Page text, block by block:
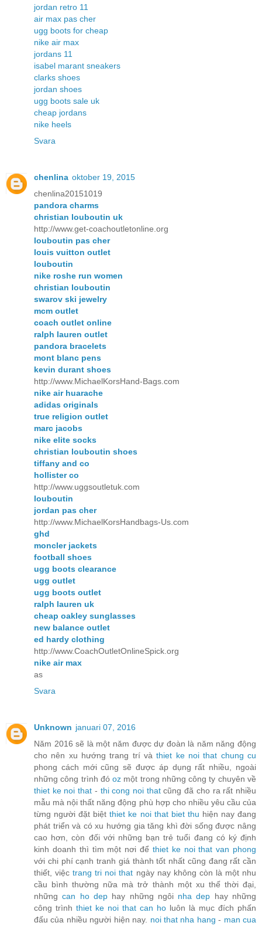
jordan retro 11
air max pas cher
ugg boots for cheap
nike air max
jordans 11
isabel marant sneakers
clarks shoes
jordan shoes
ugg boots sale uk
cheap jordans
nike heels
Svara
chenlina oktober 19, 2015
chenlina20151019
pandora charms
christian louboutin uk
http://www.get-coachoutletonline.org
louboutin pas cher
louis vuitton outlet
louboutin
nike roshe run women
christian louboutin
swarov ski jewelry
mcm outlet
coach outlet online
ralph lauren outlet
pandora bracelets
mont blanc pens
kevin durant shoes
http://www.MichaelKorsHand-Bags.com
nike air huarache
adidas originals
true religion outlet
marc jacobs
nike elite socks
christian louboutin shoes
tiffany and co
hollister co
http://www.uggsoutletuk.com
louboutin
jordan pas cher
http://www.MichaelKorsHandbags-Us.com
ghd
moncler jackets
football shoes
ugg boots clearance
ugg outlet
ugg boots outlet
ralph lauren uk
cheap oakley sunglasses
new balance outlet
ed hardy clothing
http://www.CoachOutletOnlineSpick.org
nike air max
as
Svara
Unknown januari 07, 2016
Năm 2016 sẽ là một năm được dự đoàn là năm năng động
cho nên xu hướng trang trí vàthiet ke noi that chung cu
phong cách mới cũng sẽ được áp dụng rất nhiều, ngoài
những công trình đóoz một trong những công ty chuyên về
thiet ke noi that - thi cong noi thatcũng đã cho ra rất nhiều
mẫu mà nội thất năng động phù hợp cho nhiều yêu cầu của
từng người đặt biệtthiet ke noi that biet thu hiện nay đang
phát triển và có xu hướng gia tăng khì đời sống được nâng
cao hơn, còn đối với những bạn trẻ tuổi đang có ký định
kinh doanh thì tìm một nơi để thiet ke noi that van phong
với chi phí cạnh tranh giá thành tốt nhất cũng đang rất cần
thiết, việctrang tri noi that ngày nay không còn là một nhu
cầu bình thường nữa mà trở thành một xu thế thời đại,
nhữngcan ho dephay những ngôi nha dep hay những
công trình thiet ke noi that can ho luôn là mục đích phấn
đấu của nhiều người hiện nay. noi that nha hang - man cua